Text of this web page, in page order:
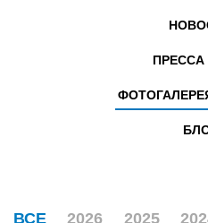
ПРЕССА
ВСЕ 2026 2025